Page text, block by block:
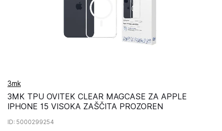
3mk
3MK TPU OVITEK CLEAR MAGCASE ZA APPLE
IPHONE 15 VISOKA ZAŠČITA PROZOREN
ID: 5000299254